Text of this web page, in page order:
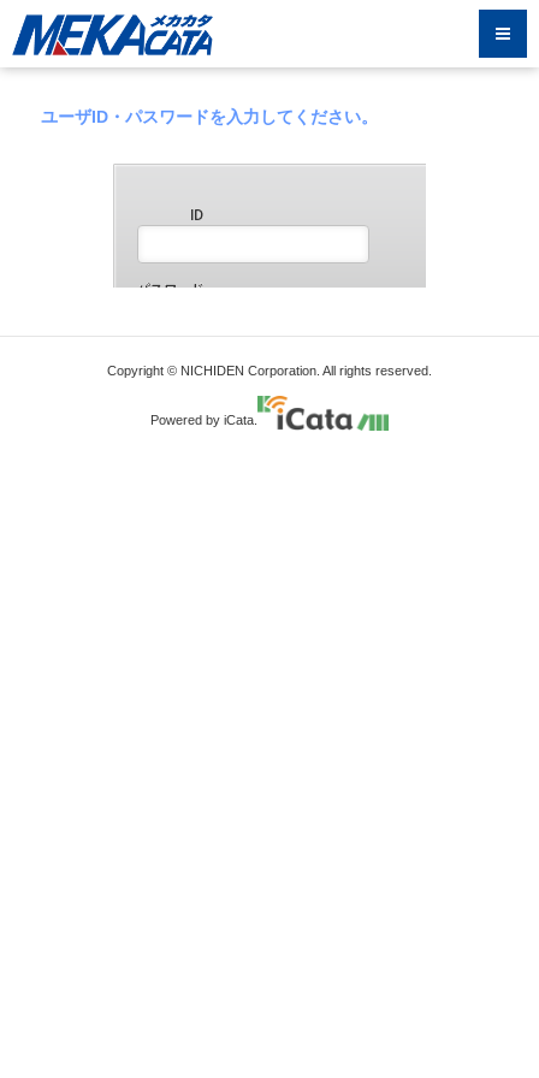
ユーザID・パスワードを入力してください。
Copyright © NICHIDEN Corporation. All rights reserved.
Powered by iCata.